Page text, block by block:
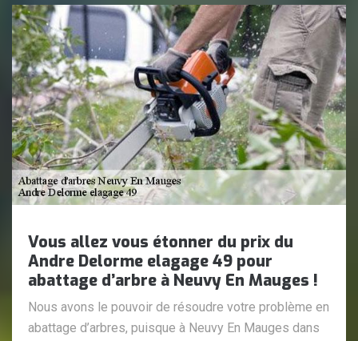
Vous allez vous étonner du prix du
Andre Delorme elagage 49 pour
abattage d’arbre à Neuvy En Mauges !
Nous avons le pouvoir de résoudre votre problème en
abattage d’arbres, puisque à Neuvy En Mauges dans